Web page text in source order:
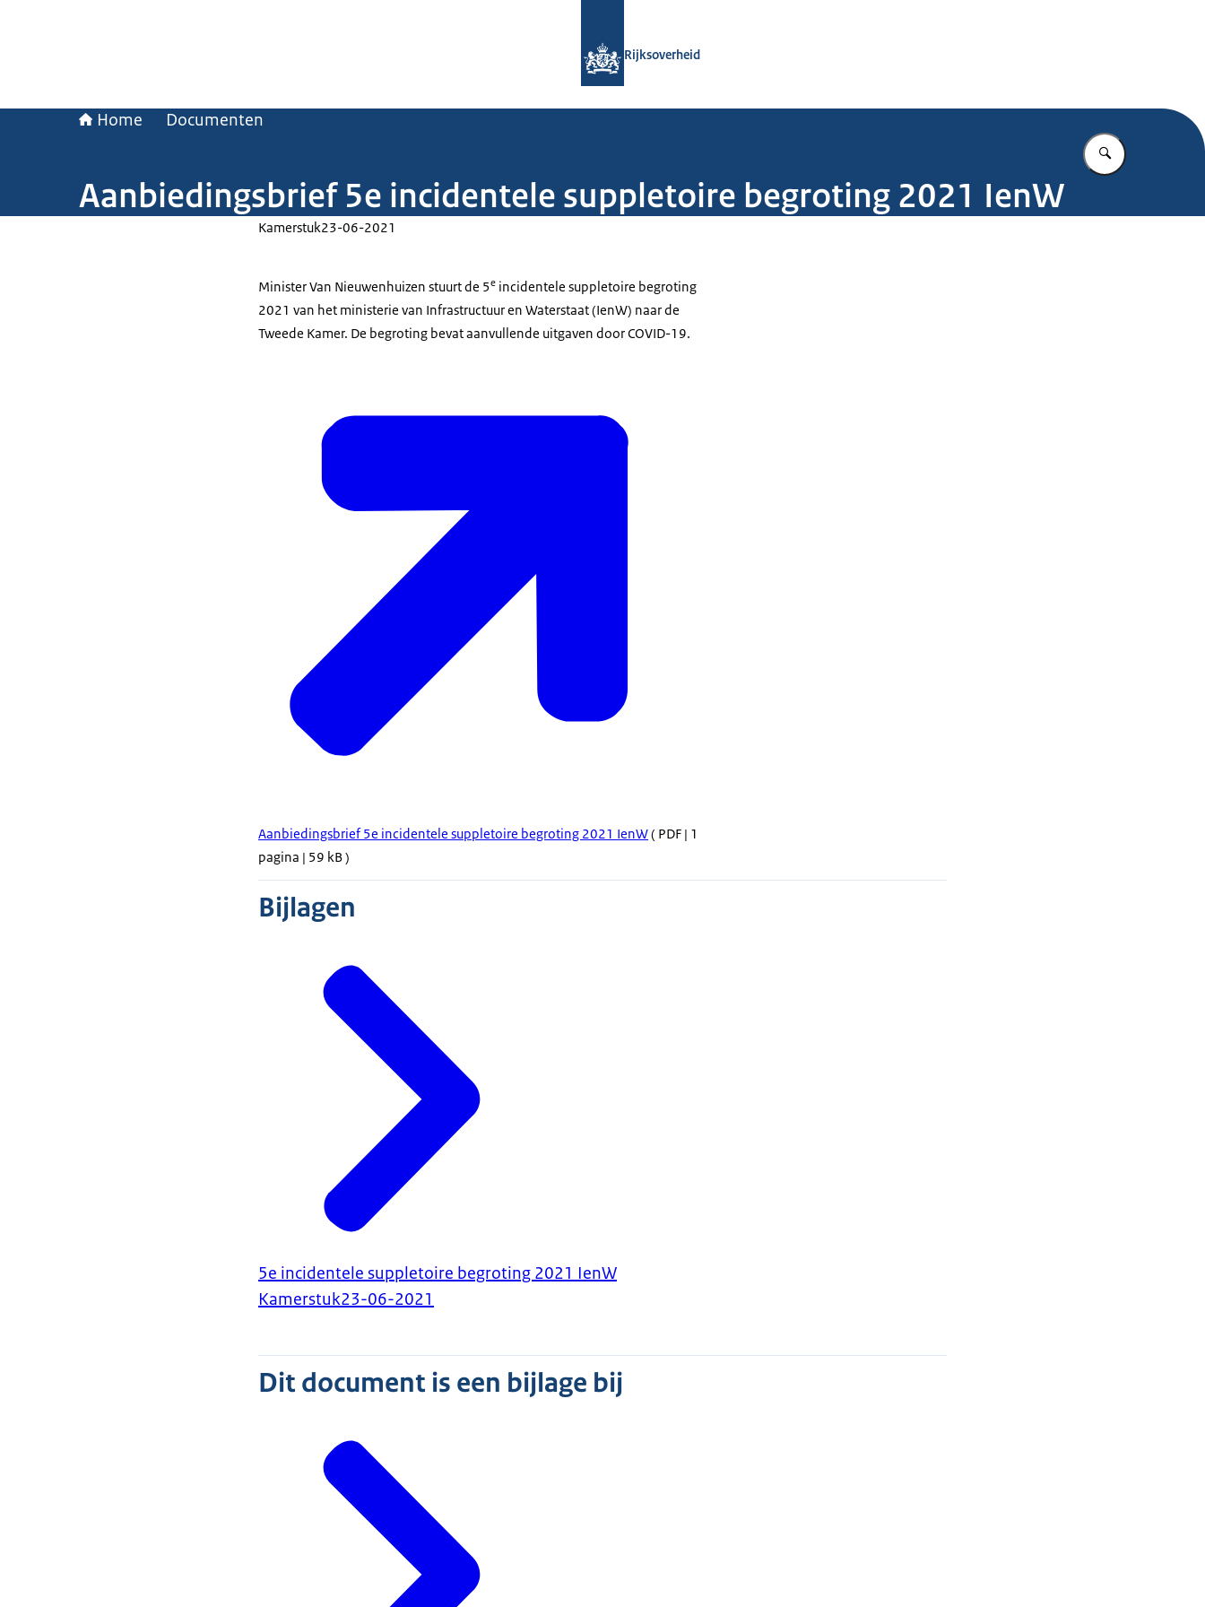
Rijksoverheid
Home Documenten
Vul in wat u
Aanbiedingsbrief 5e incidentele suppletoire begroting 2021 IenW
Kamerstuk23-06-2021
Minister Van Nieuwenhuizen stuurt de 5e incidentele suppletoire begroting
2021 van het ministerie van Infrastructuur en Waterstaat (IenW) naar de
Tweede Kamer. De begroting bevat aanvullende uitgaven door COVID-19.
Aanbiedingsbrief 5e incidentele suppletoire begroting 2021 IenW( PDF | 1
pagina | 59 kB )
Bijlagen
5e incidentele suppletoire begroting 2021 IenW
Kamerstuk23-06-2021
Dit document is een bijlage bij